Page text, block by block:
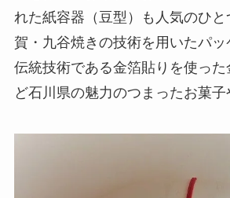
れた紙容器（豆型）も人気のひと
賀・九谷焼きの技術を用いたパ
伝統技術である金箔貼りを使っ
ど石川県の魅力のつまったお菓子